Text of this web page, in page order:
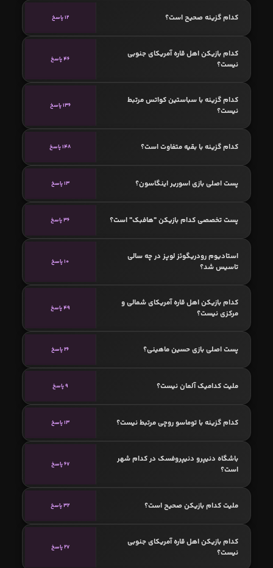
کدام گزینه صحیح است؟ 12 پاسخ
کدام بازیکن اهل قاره آمریکای جنوبی
نیست؟
46 پاسخ
کدام گزینه با سباستین کواتس مرتبط
نیست؟
136 پاسخ
کدام گزینه با بقیه متفاوت است؟ 148 پاسخ
پست اصلی بازی اسوریر اینگاسون؟ 13 پاسخ
پست تخصصی کدام بازیکن "هافبک" است؟ 36 پاسخ
استادیوم رودریگوئز لوپز در چه سالی
تاسیس شد؟
10 پاسخ
کدام بازیکن اهل قاره آمریکای شمالی و
مرکزی نیست؟
49 پاسخ
پست اصلی بازی حسین ماهینی؟ 26 پاسخ
ملیت کدامیک آلمان نیست؟ 9 پاسخ
کدام گزینه با توماسو روچی مرتبط نیست؟ 13 پاسخ
باشگاه دنیپرو دنیپروفسک در کدام شهر
است؟
67 پاسخ
ملیت کدام بازیکن صحیح است؟ 32 پاسخ
کدام بازیکن اهل قاره آمریکای جنوبی
نیست؟
27 پاسخ